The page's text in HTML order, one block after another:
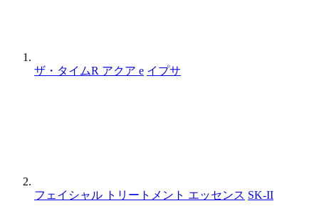
ザ・タイムR アクア e イプサ
フェイシャル トリートメント エッセンス SK-II